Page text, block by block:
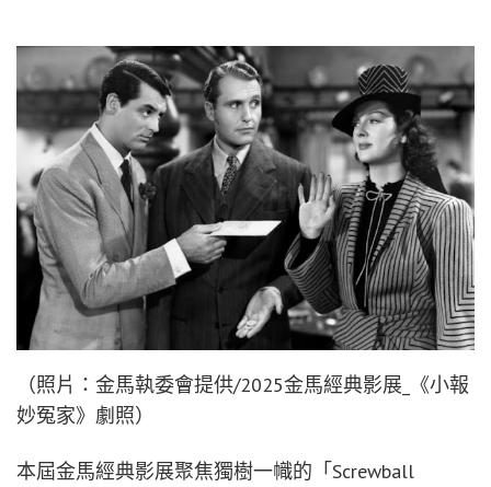
（照片：金馬執委會提供/2025金馬經典影展_《小報
妙冤家》劇照）
本屆金馬經典影展聚焦獨樹一幟的「Screwball